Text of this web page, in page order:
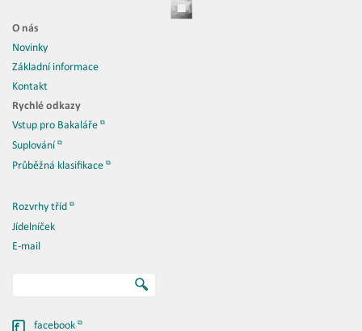
O nás
Novinky
Základní informace
Kontakt
Rychlé odkazy
Vstup pro Bakaláře
Suplování
Průběžná klasifikace
Rozvrhy tříd
Jídelníček
E-mail
facebook